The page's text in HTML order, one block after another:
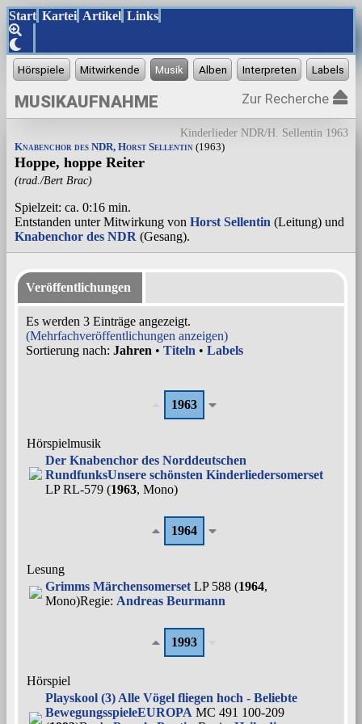
Start Kartei Artikel Links
MUSIKAUFNAHME Zur Recherche
Kinderlieder NDR/H. Sellentin 1963
Knabenchor des NDR, Horst Sellentin (1963)
Hoppe, hoppe Reiter
(trad./Bert Brac)
Spielzeit: ca. 0:16 min.
Entstanden unter Mitwirkung von Horst Sellentin (Leitung) und
Knabenchor des NDR (Gesang).
Veröffentlichungen
Es werden 3 Einträge angezeigt.
(Mehrfachveröffentlichungen anzeigen)
Sortierung nach: Jahren • Titeln • Labels
1963
Hörspielmusik
Der Knabenchor des Norddeutschen
RundfunksUnsere schönsten Kinderliedersomerset
LP RL-579 (1963, Mono)
1964
Lesung
Grimms Märchensomerset LP 588 (1964,
Mono)Regie: Andreas Beurmann
1993
Hörspiel
Playskool (3) Alle Vögel fliegen hoch - Beliebte
BewegungsspieleEUROPA MC 491 100-209